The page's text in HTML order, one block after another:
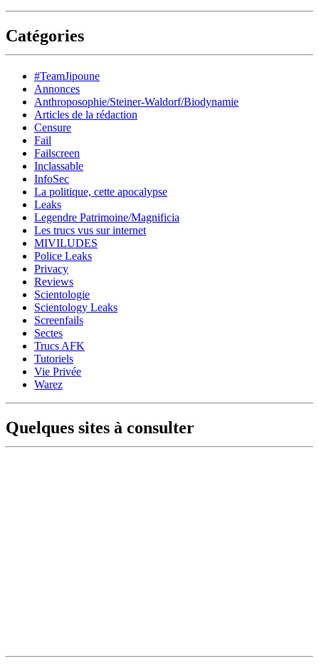
Catégories
#TeamJipoune
Annonces
Anthroposophie/Steiner-Waldorf/Biodynamie
Articles de la rédaction
Censure
Fail
Failscreen
Inclassable
InfoSec
La politique, cette apocalypse
Leaks
Legendre Patrimoine/Magnificia
Les trucs vus sur internet
MIVILUDES
Police Leaks
Privacy
Reviews
Scientologie
Scientology Leaks
Screenfails
Sectes
Trucs AFK
Tutoriels
Vie Privée
Warez
Quelques sites à consulter